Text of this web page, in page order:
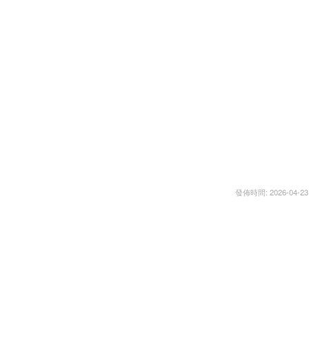
發佈時間: 2026-04-23